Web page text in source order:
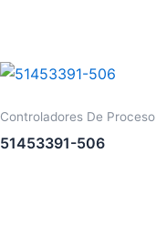
Controladores De Proceso
51453391-506